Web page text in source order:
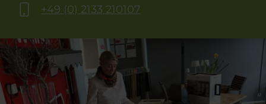
+49 (0) 2133 210107